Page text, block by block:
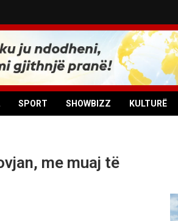
SPORT SHOWBIZZ KULTURË
me muaj të